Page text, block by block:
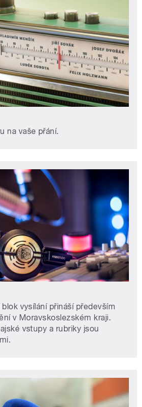
na vaše přání.
vysílání přináší především
v Moravskoslezském kraji.
vstupy a rubriky jsou